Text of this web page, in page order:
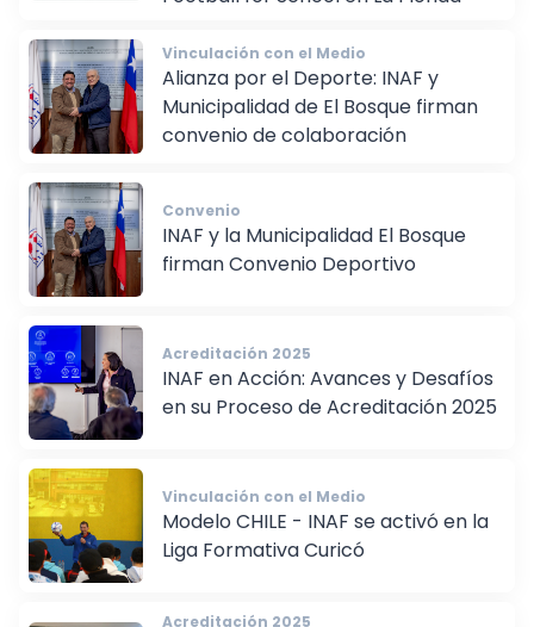
Vinculación con el Medio
Alianza por el Deporte: INAF y
Municipalidad de El Bosque firman
Convenio
INAF y la Municipalidad El Bosque
firman Convenio Deportivo
Acreditación 2025
INAF en Acción: Avances y Desafíos
Vinculación con el Medio
Modelo CHILE - INAF se activó en la
Liga Formativa Curicó